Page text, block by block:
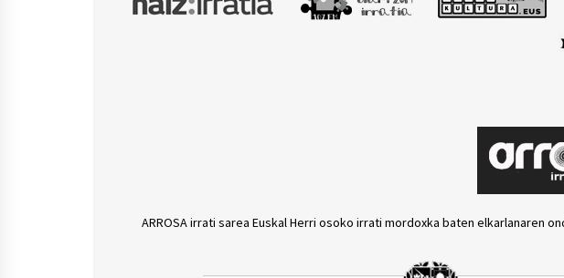
ARROSA irrati sarea Euskal Herri osoko irrati mordoxka baten elkarlanaren